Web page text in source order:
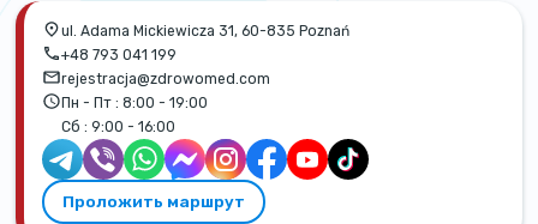
ul. Adama Mickiewicza 31, 60-835 Poznań
+48 793 041 199
rejestracja@zdrowomed.com
Пн - Пт : 8:00 - 19:00
Сб : 9:00 - 16:00
Проложить маршрут